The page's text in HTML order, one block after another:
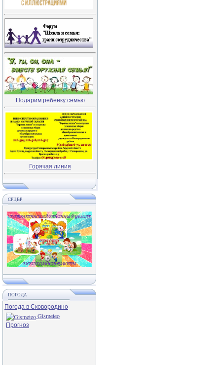
Подарим ребенку семью
Горячая линия
СРЦВР
ПОГОДА
Погода в Сковородино
Gismeteo
Прогноз